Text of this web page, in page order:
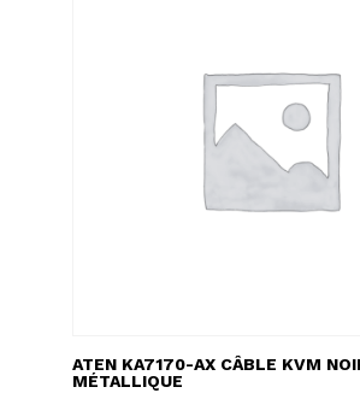
ATEN KA7170-AX CÂBLE KVM
MÉTALLIQUE